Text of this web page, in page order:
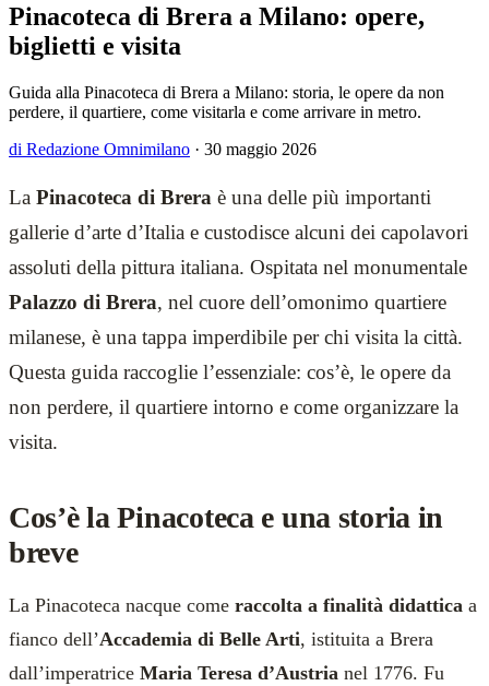
Pinacoteca di Brera a Milano: opere,
biglietti e visita
Guida alla Pinacoteca di Brera a Milano: storia, le opere da non
perdere, il quartiere, come visitarla e come arrivare in metro.
di Redazione Omnimilano · 30 maggio 2026
La Pinacoteca di Brera è una delle più importanti
gallerie d’arte d’Italia e custodisce alcuni dei capolavori
assoluti della pittura italiana. Ospitata nel monumentale
Palazzo di Brera, nel cuore dell’omonimo quartiere
milanese, è una tappa imperdibile per chi visita la città.
Questa guida raccoglie l’essenziale: cos’è, le opere da
non perdere, il quartiere intorno e come organizzare la
visita.
Cos’è la Pinacoteca e una storia in
breve
La Pinacoteca nacque come raccolta a finalità didattica a
fianco dell’Accademia di Belle Arti, istituita a Brera
dall’imperatrice Maria Teresa d’Austria nel 1776. Fu